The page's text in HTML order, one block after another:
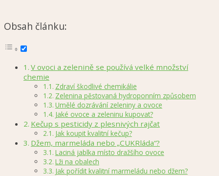
Obsah článku:
V ovoci a zelenině se používá velké množství
chemie
Zdraví škodlivé chemikálie
Zelenina pěstovaná hydroponním způsobem
Umělé dozrávání zeleniny a ovoce
Jaké ovoce a zeleninu kupovat?
Kečup s pesticidy z plesnivých rajčat
Jak koupit kvalitní kečup?
Džem, marmeláda nebo „CUKRláda“?
Laciná jablka místo dražšího ovoce
Lži na obalech
Jak pořídit kvalitní marmeládu nebo džem?